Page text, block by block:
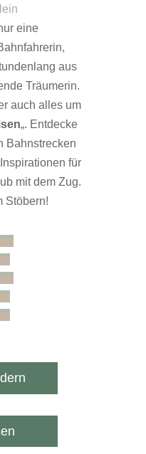
eine
aus
Träumerin.
auch alles um
„. Entdecke
Bahnstrecken
für
mit dem Zug.
Stöbern!